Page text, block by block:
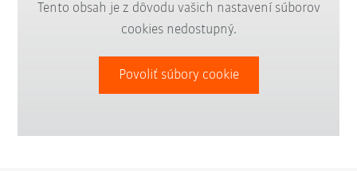
Tento obsah je z dôvodu vašich nastavení súborov
cookies nedostupný.
Povoliť súbory cookie